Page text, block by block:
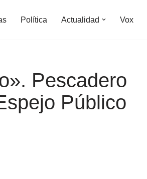
Política Actualidad Vox
Pescadero
Público